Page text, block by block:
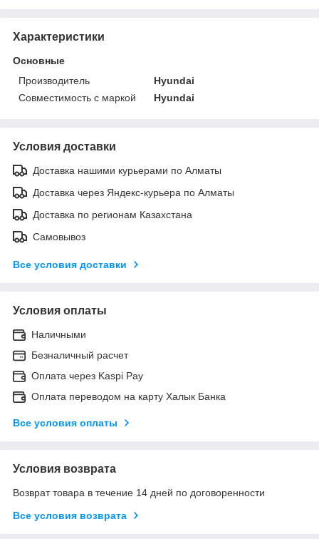
Характеристики
Основные
Производитель
Hyundai
Совместимость с маркой
Hyundai
Условия доставки
Доставка нашими курьерами по Алматы
Доставка через Яндекс-курьера по Алматы
Доставка по регионам Казахстана
Самовывоз
Все условия доставки
Условия оплаты
Наличными
Безналичный расчет
Оплата через Kaspi Pay
Оплата переводом на карту Халык Банка
Все условия оплаты
Условия возврата
Возврат товара в течение 14 дней по договоренности
Все условия возврата